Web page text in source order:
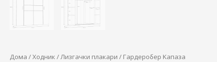
Дома /Ходник /Лизгачки плакари / Гардеробер Kапаза